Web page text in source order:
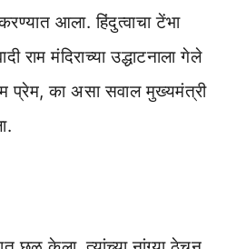
आला. हिंदुत्वाचा टेंभा
राम मंदिराच्या उद्धाटनाला गेले
प्रेम, का असा सवाल मुख्यमंत्री